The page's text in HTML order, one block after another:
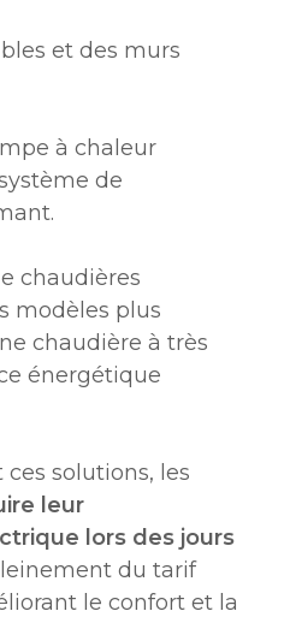
et des murs
à chaleur
de
chaudières
modèles plus
chaudière à très
énergétique
solutions, les
leur
lors des jours
du tarif
le confort et la